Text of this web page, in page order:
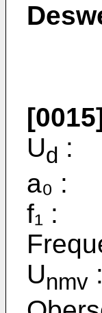
Ud :
a₀ :
f₁ :
Unmv